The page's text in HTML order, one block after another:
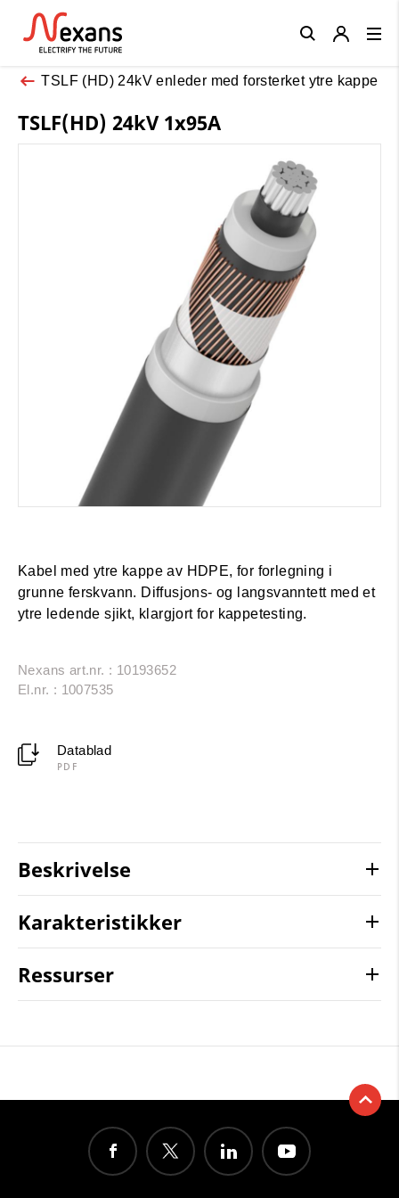
TSLF (HD) 24kV enleder med forsterket ytre kappe
TSLF(HD) 24kV 1x95A
Kabel med ytre kappe av HDPE, for forlegning i
grunne ferskvann. Diffusjons- og langsvanntett med et
ytre ledende sjikt, klargjort for kappetesting.
Nexans art.nr. : 10193652
El.nr. : 1007535
Datablad
PDF
Beskrivelse
Karakteristikker
Ressurser
Close